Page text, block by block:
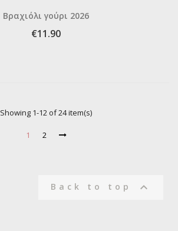
Βραχιόλι γούρι 2026
€11.90
Showing 1-12 of 24 item(s)
1 2
Back to top 